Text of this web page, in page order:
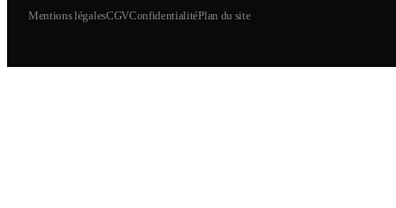
Mentions légalesCGVConfidentialitéPlan du site